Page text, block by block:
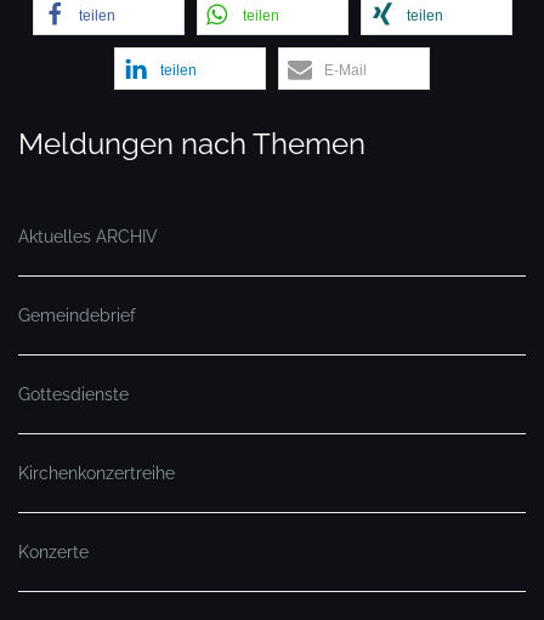
teilen teilen teilen
teilen E-Mail
Meldungen nach Themen
Aktuelles ARCHIV
Gemeindebrief
Gottesdienste
Kirchenkonzertreihe
Konzerte